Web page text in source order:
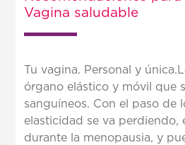
Vagina saludable
Tu vagina. Personal y
órgano elástico y móvil que
sanguíneos. Con el paso de
elasticidad se va perdiendo,
durante la menopausia, y